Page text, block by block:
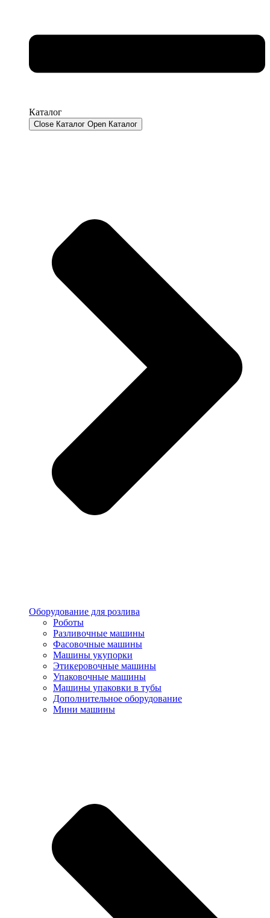
Каталог
Close Каталог Open Каталог
Оборудование для розлива
Роботы
Разливочные машины
Фасовочные машины
Машины укупорки
Этикеровочные машины
Упаковочные машины
Машины упаковки в тубы
Дополнительное оборудование
Мини машины